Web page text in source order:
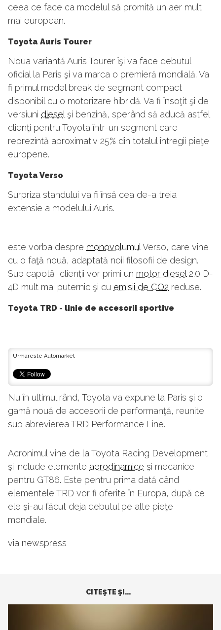
ceea ce face ca modelul să promită un aer mult
mai european.
Toyota Auris Tourer
Noua variantă Auris Tourer îşi va face debutul
oficial la Paris şi va marca o premieră mondială. Va
fi primul model break de segment compact
disponibil cu o motorizare hibridă. Va fi însoţit şi de
versiuni dieselşi benzină, sperând să aducă astfel
clienţi pentru Toyota într-un segment care
reprezintă aproximativ 25% din totalul întregii pieţe
europene.
Toyota Verso
Surpriza standului va fi însă cea de-a treia
extensie a modelului Auris.
este vorba despre monovolumulVerso, care vine
cu o faţă nouă, adaptată noii filosofii de design.
Sub capotă, clienţii vor primi un motor diesel2.0 D-
4D mult mai puternic şi cu emisii de CO2 reduse.
Toyota TRD - linie de accesorii sportive
Urmareste Automarket
Nu în ultimul rând, Toyota va expune la Paris şi o
gamă nouă de accesorii de performanţă, reunite
sub abrevierea TRD Performance Line.
Acronimul vine de la Toyota Racing Development
şi include elemente aerodinamice şi mecanice
pentru GT86. Este pentru prima dată când
elementele TRD vor fi oferite în Europa, după ce
ele şi-au făcut deja debutul pe alte pieţe
mondiale.
via newspress
CITEŞTE ŞI...